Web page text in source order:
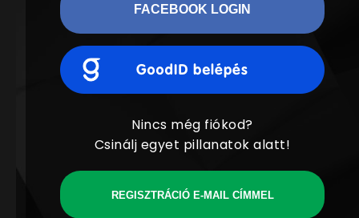
FACEBOOK LOGIN
Nincs még fiókod?
Csinálj egyet pillanatok alatt!
REGISZTRÁCIÓ E-MAIL CÍMMEL